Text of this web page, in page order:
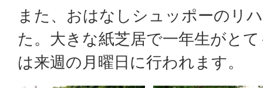
また、おはなしシュッポーのリ
た。大きな紙芝居で一年生がと
は来週の月曜日に行われます。